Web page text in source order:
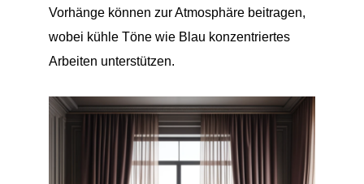
Vorhänge können zur Atmosphäre beitragen,
wobei kühle Töne wie Blau konzentriertes
Arbeiten unterstützen.